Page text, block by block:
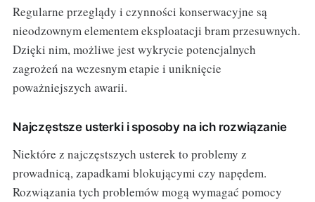
Regularne przeglądy i czynności konserwacyjne są
nieodzownym elementem eksploatacji bram przesuwnych.
Dzięki nim, możliwe jest wykrycie potencjalnych
zagrożeń na wczesnym etapie i uniknięcie
poważniejszych awarii.
Najczęstsze usterki i sposoby na ich rozwiązanie
Niektóre z najczęstszych usterek to problemy z
prowadnicą, zapadkami blokującymi czy napędem.
Rozwiązania tych problemów mogą wymagać pomocy